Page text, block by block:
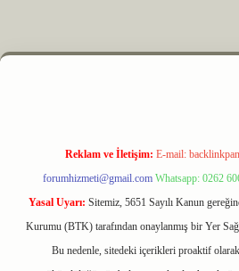
elexbet
Reklam ve İletişim: E-mail:
forumhizmeti@gmail.com Whatsapp: 0262
Yasal Uyarı: Sitemiz, 5651 Sayılı Kanun
Kurumu (BTK) tarafından onaylanmış bir Yer
Bu nedenle, sitedeki içerikleri proaktif olarak